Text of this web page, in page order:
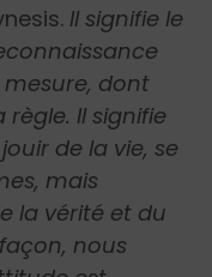
Il signifie le
dont
Il signifie
de la vie, se
mais
la vérité et du
nous